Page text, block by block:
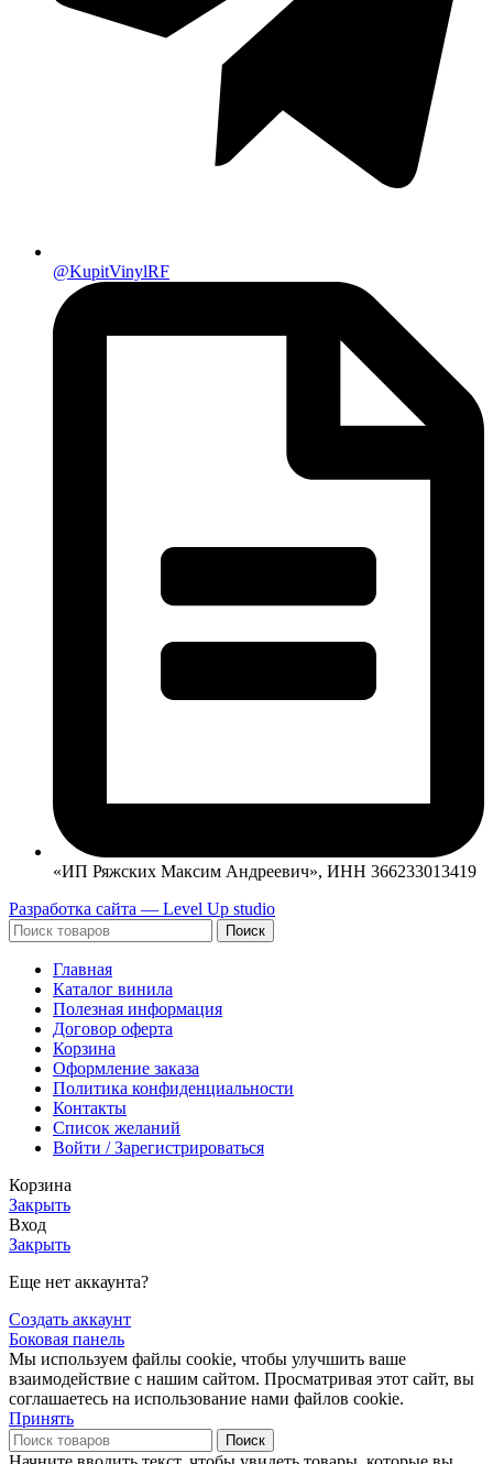
@KupitVinylRF
«ИП Ряжских Максим Андреевич», ИНН 366233013419
Разработка сайта — Level Up studio
Поиск
Главная
Каталог винила
Полезная информация
Договор оферта
Корзина
Оформление заказа
Политика конфиденциальности
Контакты
Список желаний
Войти / Зарегистрироваться
Корзина
Закрыть
Вход
Закрыть
Еще нет аккаунта?
Создать аккаунт
Боковая панель
Мы используем файлы cookie, чтобы улучшить ваше
взаимодействие с нашим сайтом. Просматривая этот сайт, вы
соглашаетесь на использование нами файлов cookie.
Принять
Поиск